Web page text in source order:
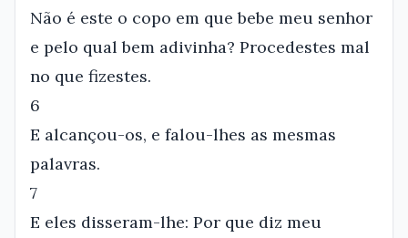
Não é este o copo em que bebe meu senhor
e pelo qual bem adivinha? Procedestes mal
no que fizestes.
6
E alcançou-os, e falou-lhes as mesmas
palavras.
7
E eles disseram-lhe: Por que diz meu